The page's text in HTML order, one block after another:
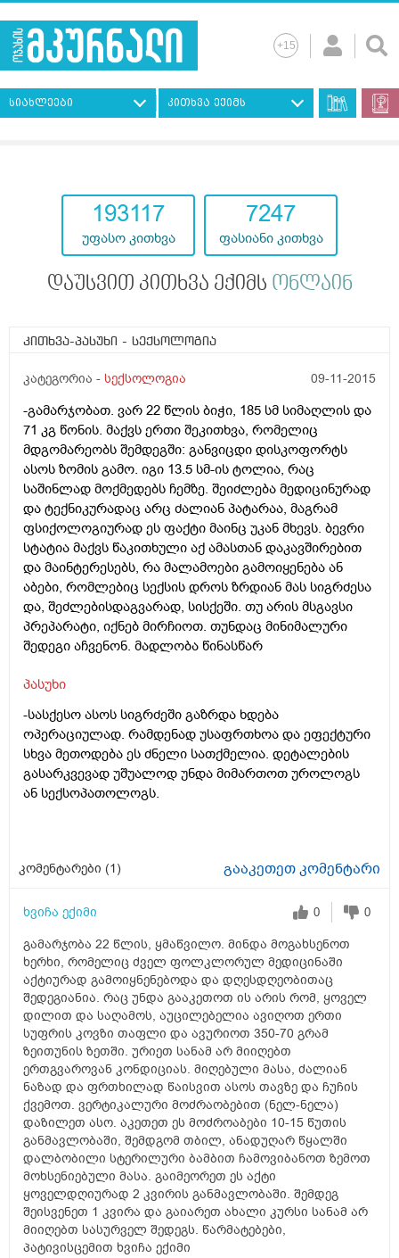
სიახლეები კითხვა ექიმს
193117
უფასო კითხვა
7247
ფასიანი კითხვა
დაუსვით კითხვა ექიმს ონლაინ
კითხვა-პასუხი - სექსოლოგია
კატეგორია - სექსოლოგია 09-11-2015
-გამარჯობათ. ვარ 22 წლის ბიჭი, 185 სმ სიმაღლის და
71 კგ წონის. მაქვს ერთი შეკითხვა, რომელიც
მდგომარეობს შემდეგში: განვიცდი დისკოფორტს
ასოს ზომის გამო. იგი 13.5 სმ-ის ტოლია, რაც
საშინლად მოქმედებს ჩემზე. შეიძლება მედიცინურად
და ტექნიკურადაც არც ძალიან პატარაა, მაგრამ
ფსიქოლოგიურად ეს ფაქტი მაინც უკან მხევს. ბევრი
სტატია მაქვს წაკითხული აქ ამასთან დაკავშირებით
და მაინტერესებს, რა მალამოები გამოიყენება ან
აბები, რომლებიც სექსის დროს ზრდიან მას სიგრძესა
და, შეძლებისდაგვარად, სისქეში. თუ არის მსგავსი
პრეპარატი, იქნებ მირჩიოთ. თუნდაც მინიმალური
შედეგი აჩვენონ. მადლობა წინასწარ
პასუხი
-სასქესო ასოს სიგრძეში გაზრდა ხდება
ოპერაციულად. რამდენად უსაფრთხოა და ეფექტური
სხვა მეთოდება ეს ძნელი სათქმელია. დეტალების
გასარკვევად უშუალოდ უნდა მიმართოთ უროლოგს
ან სექსოპათოლოგს.
კომენტარები (1) გააკეთეთ კომენტარი
ხვიჩა ექიმი 0 0
გამარჯობა 22 წლის, ყმაწვილო. მინდა მოგახსენოთ
ხერხი, რომელიც ძველ ფოლკლორულ მედიცინაში
აქტიურად გამოიყნენებოდა და დღესდღეობითაც
შედეგიანია. რაც უნდა გააკეთოთ ის არის რომ, ყოველ
დილით და საღამოს, აუცილებელია ავიღოთ ერთი
სუფრის კოვზი თაფლი და ავურიოთ 350-70 გრამ
ზეითუნის ზეთში. ურიეთ სანამ არ მიიღებთ
ერთგვაროვან კონდიციას. მიღებული მასა, ძალიან
ნაზად და ფრთხილად წაისვით ასოს თავზე და ჩუჩის
ქვემოთ. ვერტიკალური მოძრაობებით (ნელ-ნელა)
დაზილეთ ასო. აკეთეთ ეს მოძროაბები 10-15 წუთის
განმავლობაში, შემდგომ თბილ, ანადუღარ წყალში
დალბობილი სტერილური ბამბით ჩამოვიბანოთ ზემოთ
მოხსენიებული მასა. გაიმეორეთ ეს აქტი
ყოველდღიურად 2 კვირის განმავლობაში. შემდეგ
შეისვენეთ 1 კვირა და გაიარეთ ახალი კურსი სანამ არ
მიიღებთ სასურველ შედეგს. წარმატებები,
პატივისცემით ხვიჩა ექიმი